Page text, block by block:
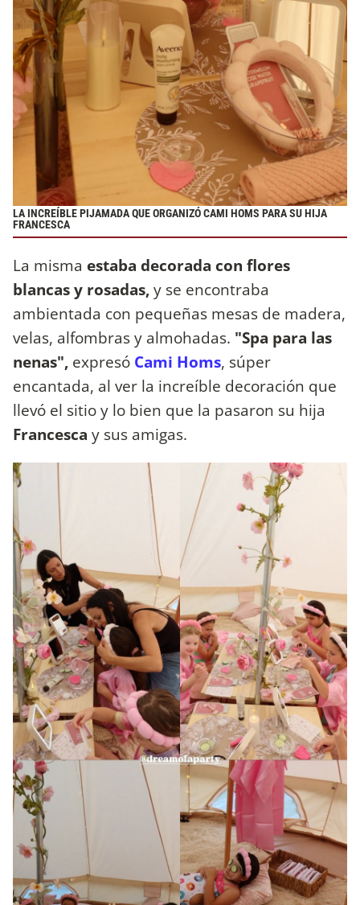
LA INCREÍBLE PIJAMADA QUE ORGANIZÓ CAMI HOMS PARA SU HIJA
FRANCESCA
La misma estaba decorada con flores
blancas y rosadas,y se encontraba
ambientada con pequeñas mesas de madera,
velas, alfombras y almohadas. "Spa para las
nenas", expresó Cami Homs, súper
encantada, al ver la increíble decoración que
llevó el sitio y lo bien que la pasaron su hija
Francesca y sus amigas.